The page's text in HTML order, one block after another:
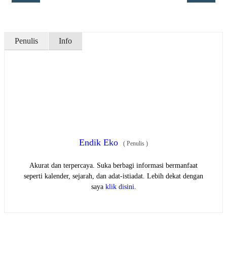
Penulis Info
Endik Eko ( Penulis )
Akurat dan terpercaya. Suka berbagi informasi bermanfaat
seperti kalender, sejarah, dan adat-istiadat. Lebih dekat dengan
saya klik disini.